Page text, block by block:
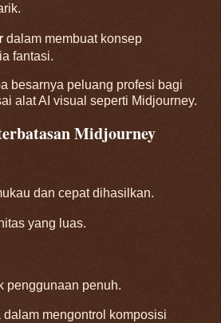
dalam membuat konsep
fantasi.
besarnya peluang profesi bagi
alat AI visual seperti Midjourney.
Midjourney
dan cepat dihasilkan.
yang luas.
penggunaan penuh.
dalam mengontrol komposisi